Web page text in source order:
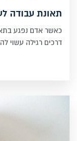
תאונת עבודה
כאשר אדם נפגע
דרכים רגילה עשוי